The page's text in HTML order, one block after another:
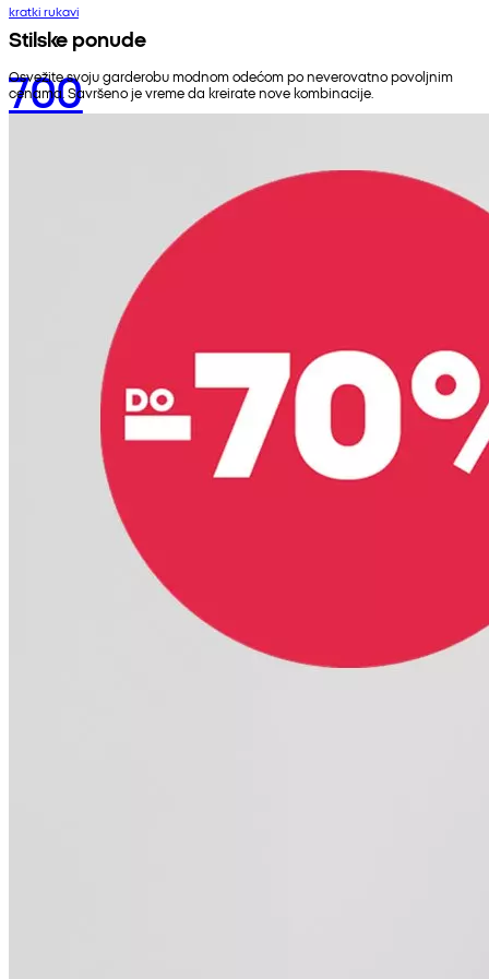
kratki rukavi
700
Stilske ponude
Osvežite svoju garderobu modnom odećom po neverovatno povoljnim
cenama. Savršeno je vreme da kreirate nove kombinacije.